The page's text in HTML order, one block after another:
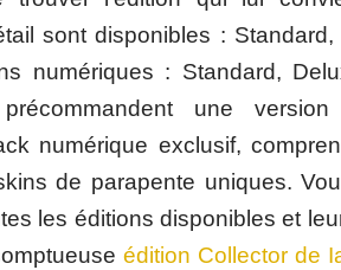
sont disponibles :
numériques : Standard,
une
numérique exclusif,
de parapente uniques.
les éditions disponibles et
édition Collector de